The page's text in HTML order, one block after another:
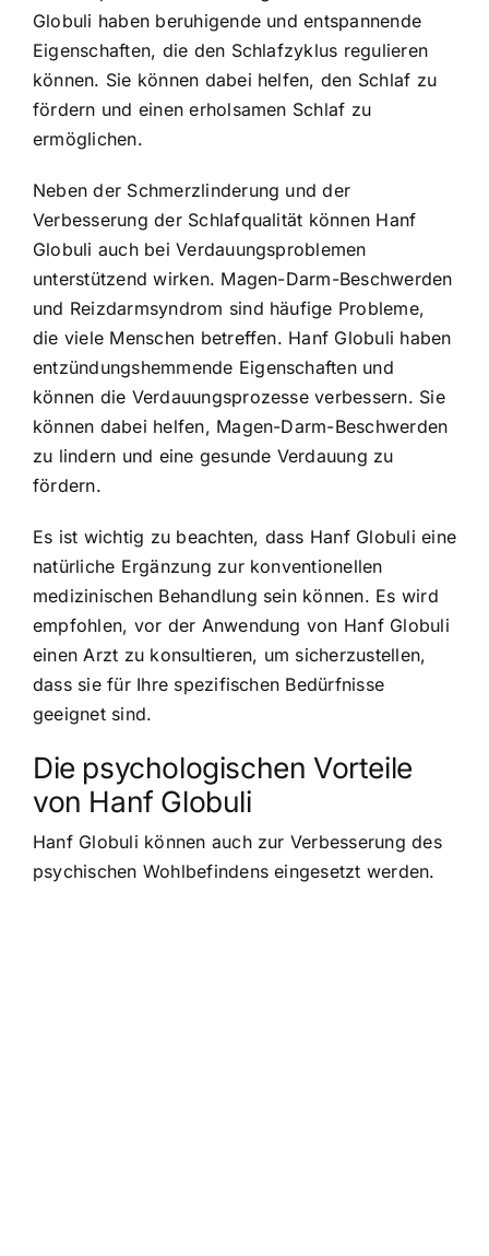
Globuli haben beruhigende und entspannende
Eigenschaften, die den Schlafzyklus regulieren
können. Sie können dabei helfen, den Schlaf zu
fördern und einen erholsamen Schlaf zu
ermöglichen.
Neben der Schmerzlinderung und der
Verbesserung der Schlafqualität können Hanf
Globuli auch bei Verdauungsproblemen
unterstützend wirken. Magen-Darm-Beschwerden
und Reizdarmsyndrom sind häufige Probleme,
die viele Menschen betreffen. Hanf Globuli haben
entzündungshemmende Eigenschaften und
können die Verdauungsprozesse verbessern. Sie
können dabei helfen, Magen-Darm-Beschwerden
zu lindern und eine gesunde Verdauung zu
fördern.
Es ist wichtig zu beachten, dass Hanf Globuli eine
natürliche Ergänzung zur konventionellen
medizinischen Behandlung sein können. Es wird
empfohlen, vor der Anwendung von Hanf Globuli
einen Arzt zu konsultieren, um sicherzustellen,
dass sie für Ihre spezifischen Bedürfnisse
geeignet sind.
Die psychologischen Vorteile
von Hanf Globuli
Hanf Globuli können auch zur Verbesserung des
psychischen Wohlbefindens eingesetzt werden.